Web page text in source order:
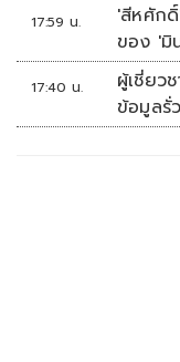
17:59 น.
'สีหศัก
ของ 'มิ
อาเซียน
17:40 น.
ผู้เชี่ยว
ข้อมูลรั่
ไม่ใช่ถู